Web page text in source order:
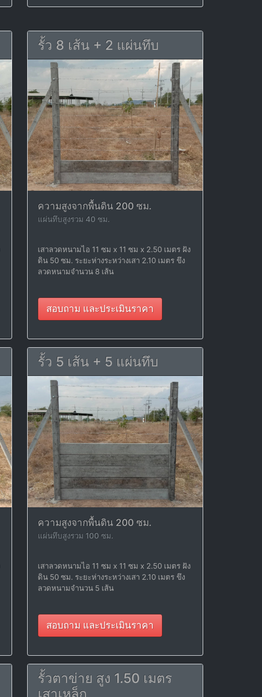
รั้ว 8 เส้น + 2 แผ่นทึบ
ความสูงจากพื้นดิน 200 ซม.
แผ่นทึบสูงรวม 40 ซม.
เสาลวดหนามไอ 11 ซม x 11 ซม x 2.50 เมตร ฝัง
ดิน 50 ซม. ระยะห่างระหว่างเสา 2.10 เมตร ขึง
ลวดหนามจำนวน 8 เส้น
สอบถาม และประเมินราคา
รั้ว 5 เส้น + 5 แผ่นทึบ
ความสูงจากพื้นดิน 200 ซม.
แผ่นทึบสูงรวม 100 ซม.
เสาลวดหนามไอ 11 ซม x 11 ซม x 2.50 เมตร ฝัง
ดิน 50 ซม. ระยะห่างระหว่างเสา 2.10 เมตร ขึง
ลวดหนามจำนวน 5 เส้น
สอบถาม และประเมินราคา
รั้วตาข่าย สูง 1.50 เมตร
เสาเหล็ก